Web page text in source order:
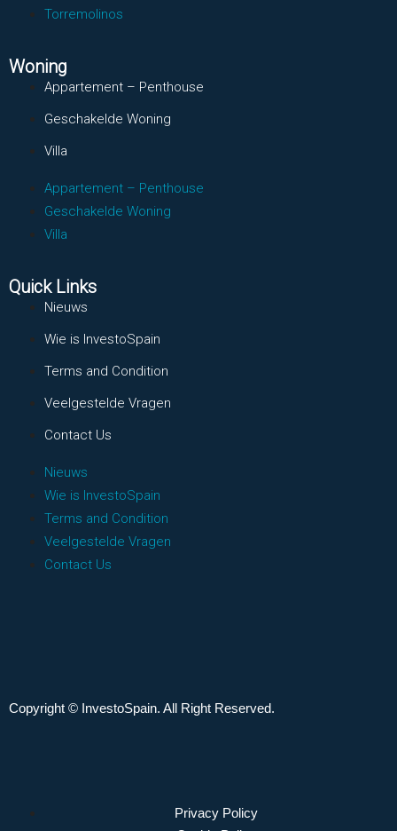
Torremolinos
Woning
Appartement – Penthouse
Geschakelde Woning
Villa
Appartement – Penthouse
Geschakelde Woning
Villa
Quick Links
Nieuws
Wie is InvestoSpain
Terms and Condition
Veelgestelde Vragen
Contact Us
Nieuws
Wie is InvestoSpain
Terms and Condition
Veelgestelde Vragen
Contact Us
Copyright © InvestoSpain. All Right Reserved.
Privacy Policy